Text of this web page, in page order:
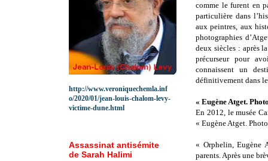
comme le furent en
particulière dans
aux peintres, aux
photographies
deux siècles : après
précurseur pour
connaissent un
définitivement dans
« Eugène Atget.
En 2012, le musée
« Eugène Atget.
« Orphelin, Eugène
parents. Après une
http://www.veroniquechemla.inf
o/2020/01/jean-louis-chalom-levy-
victime-dune.html
Assassinat antisémite
de Sarah Halimi